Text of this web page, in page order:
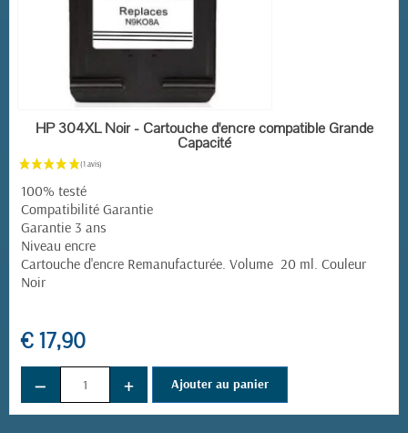
EN STOCK
HP 304XL Noir - Cartouche d'encre compatible Grande
Capacité
100% testé
Compatibilité Garantie
Garantie 3 ans
Niveau encre
Cartouche d'encre Remanufacturée. Volume 20 ml. Couleur
Noir
€ 17,90
− + Ajouter au panier